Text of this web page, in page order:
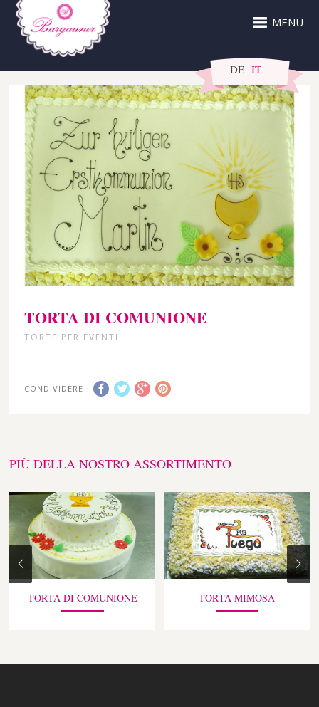
MENU
DE IT
TORTA DI COMUNIONE
TORTE PER EVENTI
CONDIVIDERE
PIÙ DELLA NOSTRO ASSORTIMENTO
TORTA DI COMUNIONE TORTA MIMOSA